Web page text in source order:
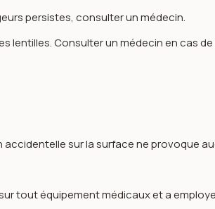
persistes, consulter un médecin.
lentilles. Consulter un médecin en cas de
sur la surface ne provoque
tout équipement médicaux et a